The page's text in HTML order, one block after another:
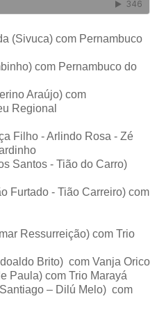
(Sivuca) com Pernambuco
com Pernambuco do
Araújo) com
Regional
Filho - Arlindo Rosa - Zé
Santos - Tião do Carro)
Furtado - Tião Carreiro) com
Ressurreição) com Trio
Brito) com Vanja Orico
Paula) com Trio Marayá
– Dilú Melo) com